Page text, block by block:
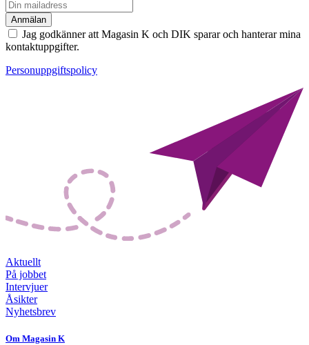
Jag godkänner att Magasin K och DIK sparar och hanterar mina
kontaktuppgifter.
Personuppgiftspolicy
Aktuellt
På jobbet
Intervjuer
Åsikter
Nyhetsbrev
Om Magasin K